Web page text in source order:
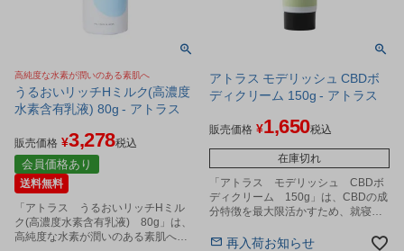
高純度な水素が潤いのある素肌へ
うるおいリッチHミルク(高濃度
水素含有乳液) 80g - アトラス
販売価格 ¥3,278税込
会員価格あり
送料無料
「アトラス うるおいリッチHミル
ク(高濃度水素含有乳液) 80g」は、
高純度な水素が潤いのある素肌へと
アトラス モデリッシュ CBDボ
ディクリーム 150g - アトラス
販売価格 ¥1,650税込
在庫切れ
「アトラス モデリッシュ CBDボ
ディクリーム 150g」は、CBDの成
分特徴を最大限活かすため、就寝前
ームです。
再入荷お知らせ